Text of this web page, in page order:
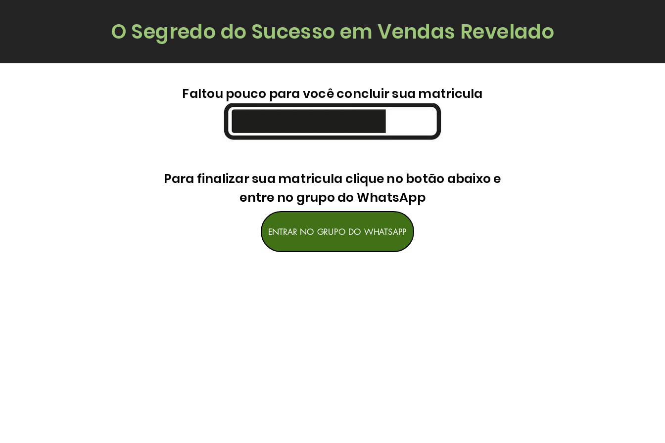
O Segredo do Sucesso em Vendas Revelado
Faltou pouco para você concluir sua matricula
Para finalizar sua matricula clique no botão abaixo e
entre no grupo do WhatsApp
ENTRAR NO GRUPO DO WHATSAPP